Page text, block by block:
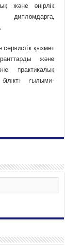
және өңірлік
дипломдарға,
қызмет
және
практикалық
ғылыми-